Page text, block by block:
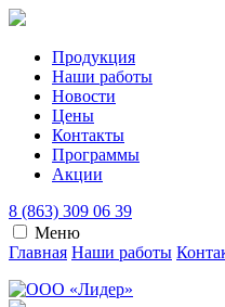
Продукция
Наши работы
Новости
Цены
Контакты
Программы
Акции
8 (863) 309 06 39
Меню
Главная Наши работы